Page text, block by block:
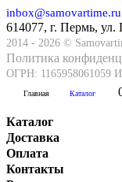
inbox@samovartime.ru
614077, г. Пермь, ул.
2014 - 2026 ©
Политика
ОГРН: 1165958061059
Главная Каталог
Каталог
Доставка
Оплата
Контакты